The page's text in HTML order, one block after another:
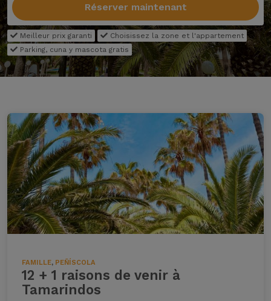
Réserver maintenant
Meilleur prix garanti
Choisissez la zone et l'appartement
Parking, cuna y mascota gratis
FAMILLE, PEÑÍSCOLA
12 + 1 raisons de venir à
Tamarindos